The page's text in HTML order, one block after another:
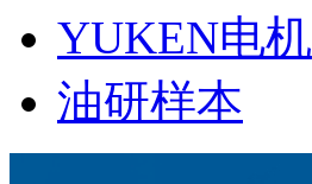
YUKEN电机
油研样本